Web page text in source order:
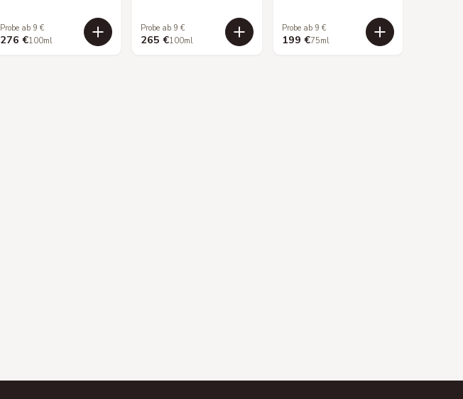
Probe ab 9 €
276 €100ml
Probe ab 9 €
265 €100ml
Probe ab 9 €
199 €75ml